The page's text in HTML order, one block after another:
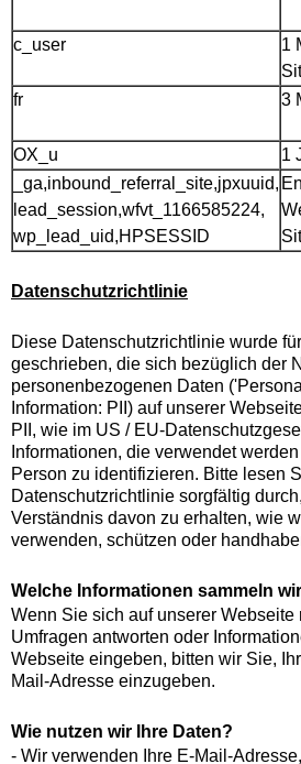
c_user
1
fr
3
OX_u
1
_ga,inbound_referral_site,jpxuuid,
lead_session,wfvt_1166585224,
wp_lead_uid,HPSESSID
Datenschutzrichtlinie
Diese Datenschutzrichtlinie wurde
geschrieben, die sich bezüglich der
personenbezogenen Daten
Information: PII) auf unserer
PII, wie im US / EU-
Informationen, die verwendet
Person zu identifizieren. Bitte lesen
Datenschutzrichtlinie sorgfältig
Verständnis davon zu erhalten, wie
verwenden, schützen oder
Welche Informationen sammeln
Wenn Sie sich auf unserer Webseite
Umfragen antworten oder
Webseite eingeben, bitten wir Sie,
Mail-Adresse einzugeben.
Wie nutzen wir Ihre Daten?
- Wir verwenden Ihre E-Mail-